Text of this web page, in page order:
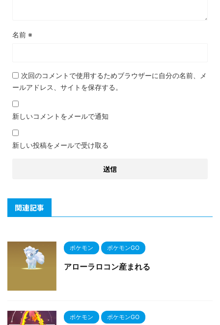
名前 ※
次回のコメントで使用するためブラウザーに自分の名前、メ
ールアドレス、サイトを保存する。
新しいコメントをメールで通知
新しい投稿をメールで受け取る
関連記事
ポケモン ポケモンGO
アローラロコン産まれる
ポケモン ポケモンGO